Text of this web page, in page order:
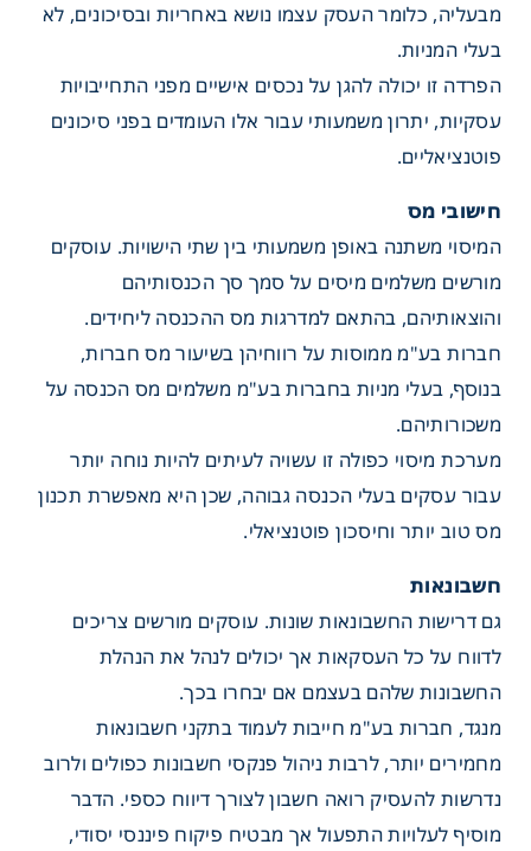
המרכזיים בין עוסק מורשה
בע"מ
מבעליה, כלומר העסק עצמו נושא באחריות ובסיכונים, לא
בעלי המניות.
הפרדה זו יכולה להגן על נכסים אישיים מפני התחייבויות
עסקיות, יתרון משמעותי עבור אלו העומדים בפני סיכונים
פוטנציאליים.
חישובי מס
המיסוי משתנה באופן משמעותי בין שתי הישויות. עוסקים
מורשים משלמים מיסים על סמך סך הכנסותיהם
והוצאותיהם, בהתאם למדרגות מס ההכנסה ליחידים.
חברות בע"מ ממוסות על רווחיהן בשיעור מס חברות,
בנוסף, בעלי מניות בחברות בע"מ משלמים מס הכנסה על
משכורותיהם.
מערכת מיסוי כפולה זו עשויה לעיתים להיות נוחה יותר
עבור עסקים בעלי הכנסה גבוהה, שכן היא מאפשרת תכנון
מס טוב יותר וחיסכון פוטנציאלי.
חשבונאות
גם דרישות החשבונאות שונות. עוסקים מורשים צריכים
לדווח על כל העסקאות אך יכולים לנהל את הנהלת
החשבונות שלהם בעצמם אם יבחרו בכך.
מנגד, חברות בע"מ חייבות לעמוד בתקני חשבונאות
מחמירים יותר, לרבות ניהול פנקסי חשבונות כפולים ולרוב
נדרשות להעסיק רואה חשבון לצורך דיווח כספי. הדבר
מוסיף לעלויות התפעול אך מבטיח פיקוח פיננסי יסודי,